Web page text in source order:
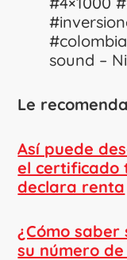
sound –
Le
Así puede
el certificado
declara renta
¿Cómo
su número